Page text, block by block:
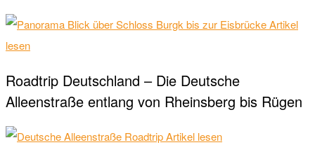
Artikel
lesen
Roadtrip Deutschland – Die Deutsche
Alleenstraße entlang von Rheinsberg bis Rügen
Artikel lesen